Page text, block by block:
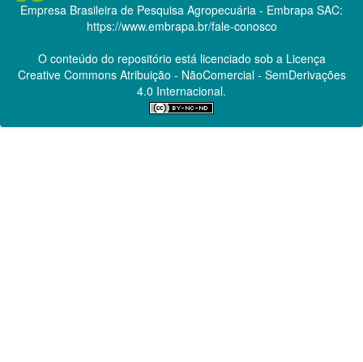
Empresa Brasileira de Pesquisa Agropecuária - Embrapa SAC:
https://www.embrapa.br/fale-conosco
O conteúdo do repositório está licenciado sob a Licença
Creative CommonsAtribuição - NãoComercial - SemDerivações
4.0 Internacional.